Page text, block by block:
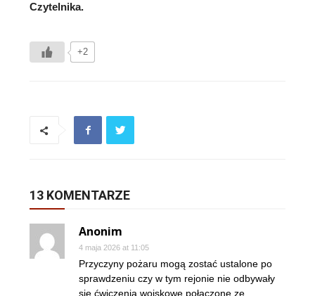
Czytelnika.
+2
13 KOMENTARZE
Anonim
4 maja 2026 at 11:05
Przyczyny pożaru mogą zostać ustalone po
sprawdzeniu czy w tym rejonie nie odbywały
się ćwiczenia wojskowe połączone ze